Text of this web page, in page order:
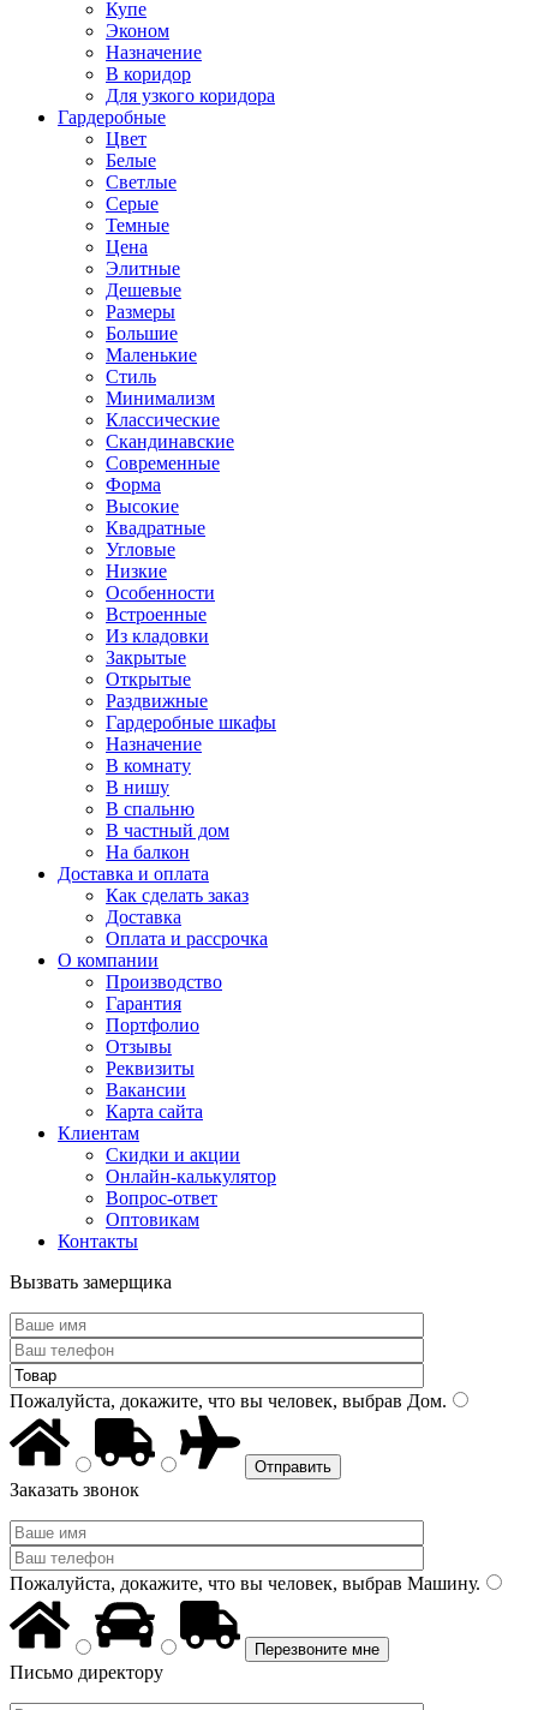
Купе
Эконом
Назначение
В коридор
Для узкого коридора
Гардеробные
Цвет
Белые
Светлые
Серые
Темные
Цена
Элитные
Дешевые
Размеры
Большие
Маленькие
Стиль
Минимализм
Классические
Скандинавские
Современные
Форма
Высокие
Квадратные
Угловые
Низкие
Особенности
Встроенные
Из кладовки
Закрытые
Открытые
Раздвижные
Гардеробные шкафы
Назначение
В комнату
В нишу
В спальню
В частный дом
На балкон
Доставка и оплата
Как сделать заказ
Доставка
Оплата и рассрочка
О компании
Производство
Гарантия
Портфолио
Отзывы
Реквизиты
Вакансии
Карта сайта
Клиентам
Скидки и акции
Онлайн-калькулятор
Вопрос-ответ
Оптовикам
Контакты
Вызвать замерщика
Пожалуйста, докажите, что вы человек, выбрав Дом.
Заказать звонок
Пожалуйста, докажите, что вы человек, выбрав Машину.
Письмо директору